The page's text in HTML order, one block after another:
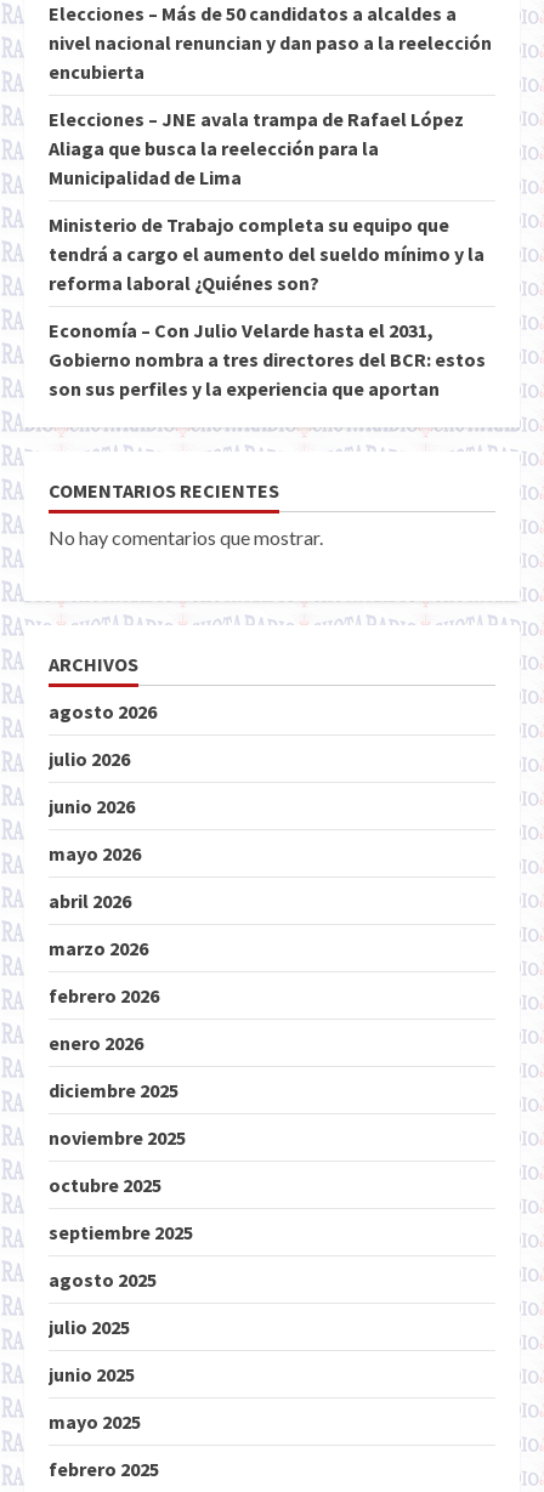
Elecciones – Más de 50 candidatos a alcaldes a
nivel nacional renuncian y dan paso a la reelección
encubierta
Elecciones – JNE avala trampa de Rafael López
Aliaga que busca la reelección para la
Municipalidad de Lima
Ministerio de Trabajo completa su equipo que
tendrá a cargo el aumento del sueldo mínimo y la
reforma laboral ¿Quiénes son?
Economía – Con Julio Velarde hasta el 2031,
Gobierno nombra a tres directores del BCR: estos
son sus perfiles y la experiencia que aportan
COMENTARIOS RECIENTES
No hay comentarios que mostrar.
ARCHIVOS
agosto 2026
julio 2026
junio 2026
mayo 2026
abril 2026
marzo 2026
febrero 2026
enero 2026
diciembre 2025
noviembre 2025
octubre 2025
septiembre 2025
agosto 2025
julio 2025
junio 2025
mayo 2025
febrero 2025